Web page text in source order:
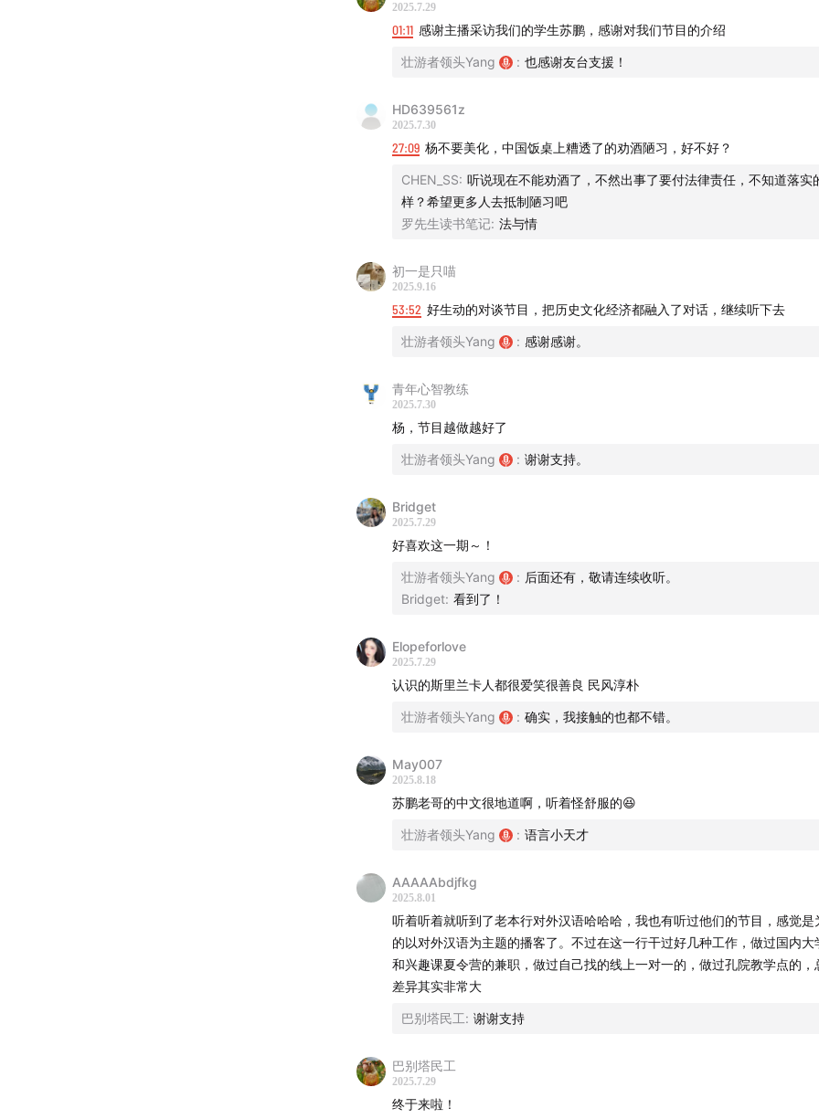
|故事节点|
02:26 34岁生日的一天
学校里的宗教课
斯里兰卡高考么？
21:13 真正的文化冲击从跨国婚姻后开始
在河南过春节
30:43 就业首选也是当公务员
未来想开个中国面馆
内战期间：“躲过”了一次恐袭
40:03 国家“破产”后的日子
听友提问：你可以完全不杀生么？
谈话录》播客的孟老师介绍，才得以认识苏鹏。
到“小罗马”尼甘布，去看下殖民者给这个国家留下的文化影响。然
后再去往
为上座部佛教的发源地。
|壮游者|
苏鹏:Supen，斯里兰卡男青年，武术爱好者，职业导游。
|主播|
Yang:一个来自“娘家”的男青年。
壮游者是一档独立播客，很需要你的支持。
2025.7.29
01:11 感谢主播采访我们的学生苏鹏，感谢对我们节目的介绍
壮游者领头Yang : 也感谢友台支援！
HD639561z
2025.7.30
27:09 杨不要美化，中国饭桌上糟透了的劝酒陋习，好不好？
CHEN_SS: 听说现在不能劝酒了，不然出事了要付法律责任，不知道落实
样？希望更多人去抵制陋习吧
罗先生读书笔记: 法与情
初一是只喵
2025.9.16
53:52 好生动的对谈节目，把历史文化经济都融入了对话，继续听下去
壮游者领头Yang : 感谢感谢。
青年心智教练
2025.7.30
杨，节目越做越好了
壮游者领头Yang : 谢谢支持。
Bridget
2025.7.29
好喜欢这一期～！
壮游者领头Yang : 后面还有，敬请连续收听。
Bridget: 看到了！
Elopeforlove
2025.7.29
认识的斯里兰卡人都很爱笑很善良 民风淳朴
壮游者领头Yang : 确实，我接触的也都不错。
May007
2025.8.18
苏鹏老哥的中文很地道啊，听着怪舒服的😆
壮游者领头Yang : 语言小天才
AAAAAbdjfkg
2025.8.01
听着听着就听到了老本行对外汉语哈哈哈，我也有听过他们的节目，感觉是
的以对外汉语为主题的播客了。不过在这一行干过好几种工作，做过国内大
和兴趣课夏令营的兼职，做过自己找的线上一对一的，做过孔院教学点的，
差异其实非常大
巴别塔民工: 谢谢支持
巴别塔民工
2025.7.29
终于来啦！